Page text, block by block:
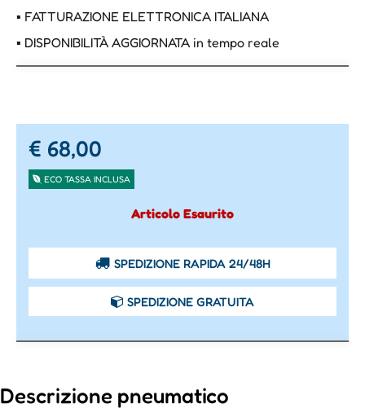
▪ FATTURAZIONE ELETTRONICA ITALIANA
▪ DISPONIBILITÀ AGGIORNATA in tempo reale
€ 68,00
ECO TASSA INCLUSA
Articolo Esaurito
SPEDIZIONE RAPIDA 24/48H
SPEDIZIONE GRATUITA
Descrizione pneumatico